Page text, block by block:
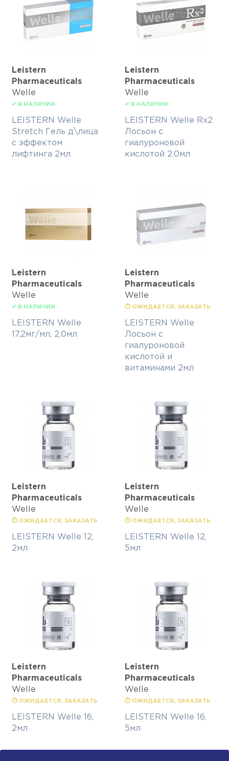
Leistern
Pharmaceuticals
Welle
✔ В НАЛИЧИИ
LEISTERN Welle
Stretch Гель д\лица
с эффектом
лифтинга 2мл
Leistern
Pharmaceuticals
Welle
✔ В НАЛИЧИИ
LEISTERN Welle Rx2
Лосьон с
гиалуроновой
кислотой 2.0мл
Leistern
Pharmaceuticals
Welle
✔ В НАЛИЧИИ
LEISTERN Welle
17,2мг/мл, 2,0мл
Leistern
Pharmaceuticals
Welle
⏱ ОЖИДАЕТСЯ, ЗАКАЗАТЬ
LEISTERN Welle
Лосьон с
гиалуроновой
кислотой и
витаминами 2мл
Leistern
Pharmaceuticals
Welle
⏱ ОЖИДАЕТСЯ, ЗАКАЗАТЬ
LEISTERN Welle 12,
2мл
Leistern
Pharmaceuticals
Welle
⏱ ОЖИДАЕТСЯ, ЗАКАЗАТЬ
LEISTERN Welle 12,
5мл
Leistern
Pharmaceuticals
Welle
⏱ ОЖИДАЕТСЯ, ЗАКАЗАТЬ
LEISTERN Welle 16,
2мл
Leistern
Pharmaceuticals
Welle
⏱ ОЖИДАЕТСЯ, ЗАКАЗАТЬ
LEISTERN Welle 16,
5мл